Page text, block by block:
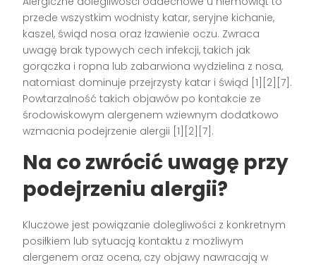
przede wszystkim wodnisty katar, seryjne kichanie,
kaszel, świąd nosa oraz łzawienie oczu. Zwraca
uwagę brak typowych cech infekcji, takich jak
gorączka i ropna lub zabarwiona wydzielina z nosa,
natomiast dominuje przejrzysty katar i świąd [1][2][7].
Powtarzalność takich objawów po kontakcie ze
środowiskowym alergenem wziewnym dodatkowo
wzmacnia podejrzenie alergii [1][2][7].
Na co zwrócić uwagę przy
podejrzeniu alergii?
Kluczowe jest powiązanie dolegliwości z konkretnym
posiłkiem lub sytuacją kontaktu z możliwym
alergenem oraz ocena, czy objawy nawracają w